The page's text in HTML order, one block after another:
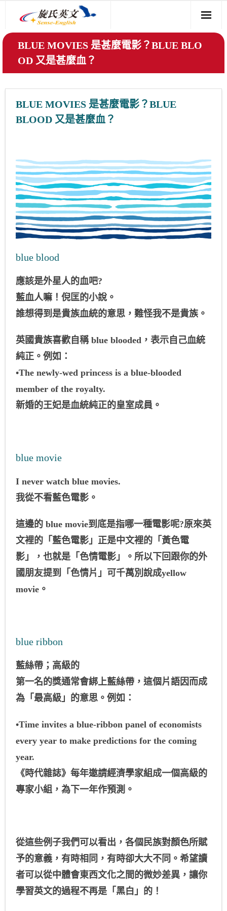
免費試聽 (影片)
Q&A
索取免費資料
BLUE MOVIES 是甚麼電影？BLUE BLO
OD 又是甚麼血？
BLUE MOVIES 是甚麼電影？BLUE
BLOOD 又是甚麼血？
blue blood
應該是外星人的血吧?
藍血人嘛！倪匡的小說。
誰想得到是貴族血統的意思，難怪我不是貴族。
英國貴族喜歡自稱 blue blooded，表示自己血統
純正。例如：
•The newly-wed princess is a blue-blooded
member of the royalty.
新婚的王妃是血統純正的皇室成員。
blue movie
I never watch blue movies.
我從不看藍色電影。
這邊的 blue movie到底是指哪一種電影呢?原來英
文裡的「藍色電影」正是中文裡的「黃色電
影」，也就是「色情電影」。所以下回跟你的外
國朋友提到「色情片」可千萬別說成yellow
movie。
blue ribbon
藍絲帶；高級的
第一名的獎通常會綁上藍絲帶，這個片語因而成
為「最高級」的意思。例如：
•Time invites a blue-ribbon panel of economists
every year to make predictions for the coming
year.
《時代雜誌》每年邀請經濟學家組成一個高級的
專家小組，為下一年作預測。
從這些例子我們可以看出，各個民族對顏色所賦
予的意義，有時相同，有時卻大大不同。希望讀
者可以從中體會東西文化之間的微妙差異，讓你
學習英文的過程不再是「黑白」的！